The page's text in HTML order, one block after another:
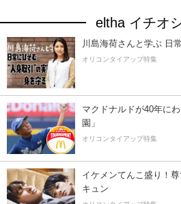
eltha イチオ
川島海荷さんと学ぶ 日
オリコンタイアップ特集
マクドナルドが40年に
園」
オリコンタイアップ特集
イケメンてんこ盛り！
キュン